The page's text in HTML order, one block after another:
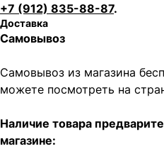
+7 (912) 835-88-87.
Доставка
Самовывоз
Самовывоз из магазина
можете посмотреть на
Наличие товара
магазине: